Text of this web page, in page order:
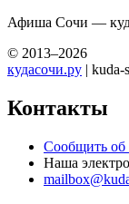
Афиша Сочи —
© 2013–2026
кудасочи.ру | kuda-
Контакты
Сообщить об
Наша